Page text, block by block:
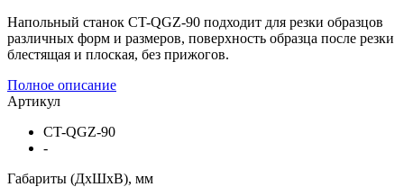
Напольный станок CT-QGZ-90 подходит для резки образцов
различных форм и размеров, поверхность образца после резки
блестящая и плоская, без прижогов.
Полное описание
Артикул
CT-QGZ-90
-
Габариты (ДхШхВ), мм